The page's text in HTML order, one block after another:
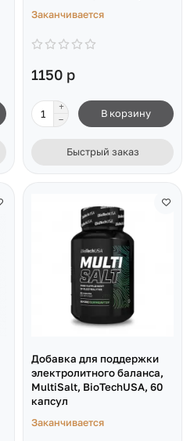
Заканчивается
1150 р
В корзину
Быстрый заказ
Добавка для поддержки
электролитного баланса,
MultiSalt, BioTechUSA, 60
капсул
Заканчивается